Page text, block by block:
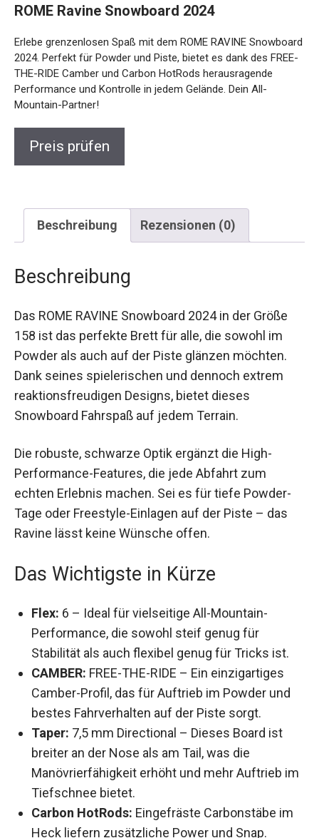
Erlebe grenzenlosen Spaß mit dem ROME RAVINE
Snowboard 2024. Perfekt für Powder und Piste, bietet es
dank des FREE-THE-RIDE Camber und Carbon HotRods
herausragende Performance und Kontrolle in jedem
Gelände. Dein All-Mountain-Partner!
Preis prüfen
Das ROME RAVINE Snowboard 2024 in der Größe
158 ist das perfekte Brett für alle, die sowohl im
Powder als auch auf der Piste glänzen möchten.
Dank seines spielerischen und dennoch extrem
reaktionsfreudigen Designs, bietet dieses
Snowboard Fahrspaß auf jedem Terrain.
Performance-Features, die jede Abfahrt zum
echten Erlebnis machen. Sei es für tiefe Powder-
Tage oder Freestyle-Einlagen auf der Piste – das
Ravine lässt keine Wünsche offen.
6 – Ideal für vielseitige All-Mountain-
Performance, die sowohl steif genug für
Stabilität als auch flexibel genug für Tricks ist.
CAMBER:FREE-THE-RIDE – Ein einzigartiges
Camber-Profil, das für Auftrieb im Powder und
bestes Fahrverhalten auf der Piste sorgt.
Taper:7,5 mm Directional – Dieses Board ist
breiter an der Nose als am Tail, was die
Manövrierfähigkeit erhöht und mehr Auftrieb
im Tiefschnee bietet.
Carbon HotRods:
Heck liefern zusätzliche Power und Snap.